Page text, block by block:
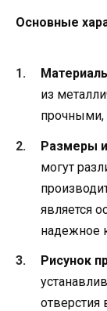
Основные
из
прочными,
Размеры
могут
является
надежное
Рисунок